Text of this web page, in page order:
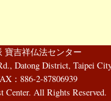
寶吉祥仏法センター
Datong District, Taipei
：886-2-87806939
All Rights Reserved.